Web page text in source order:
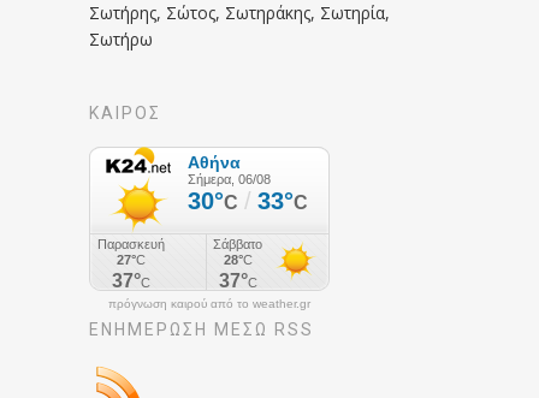
Σωτήρης, Σώτος, Σωτηράκης, Σωτηρία,
Σωτήρω
ΚΑΙΡΟΣ
πρόγνωση καιρού από το weather.gr
ΕΝΗΜΈΡΩΣΉ ΜΕΣΩ RSS